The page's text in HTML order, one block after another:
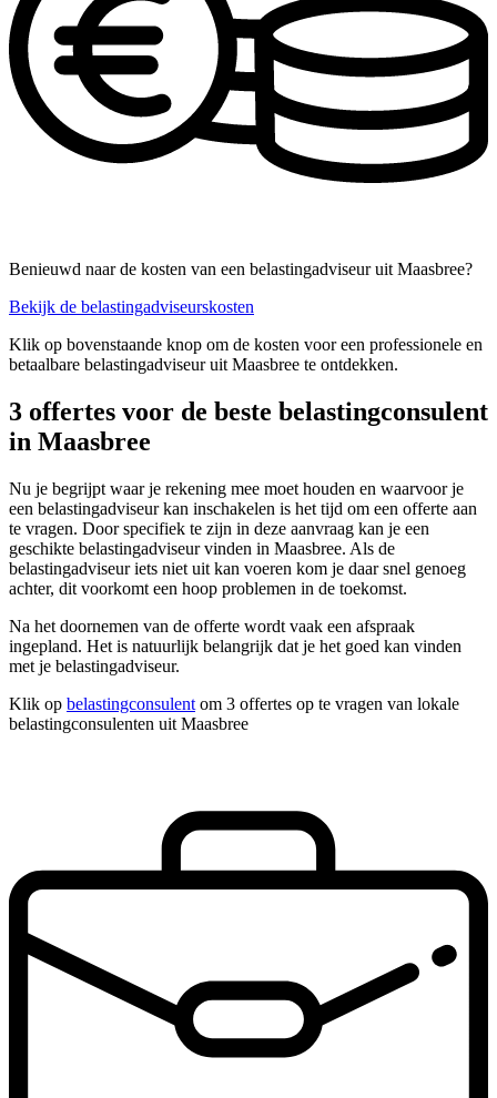
Benieuwd naar de kosten van een belastingadviseur uit Maasbree?
Bekijk de belastingadviseurskosten
Klik op bovenstaande knop om de kosten voor een professionele en
betaalbare belastingadviseur uit Maasbree te ontdekken.
3 offertes voor de beste belastingconsulent
in Maasbree
Nu je begrijpt waar je rekening mee moet houden en waarvoor je
een belastingadviseur kan inschakelen is het tijd om een offerte aan
te vragen. Door specifiek te zijn in deze aanvraag kan je een
geschikte belastingadviseur vinden in Maasbree. Als de
belastingadviseur iets niet uit kan voeren kom je daar snel genoeg
achter, dit voorkomt een hoop problemen in de toekomst.
Na het doornemen van de offerte wordt vaak een afspraak
ingepland. Het is natuurlijk belangrijk dat je het goed kan vinden
met je belastingadviseur.
Klik op belastingconsulent om 3 offertes op te vragen van lokale
belastingconsulenten uit Maasbree